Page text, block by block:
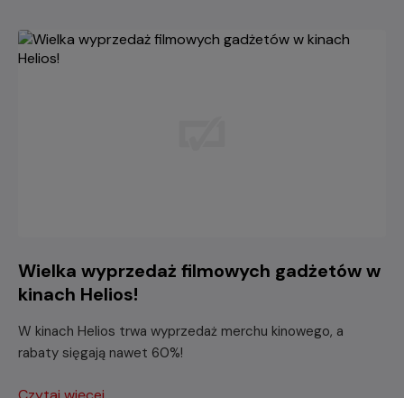
Wielka wyprzedaż filmowych gadżetów w
kinach Helios!
W kinach Helios trwa wyprzedaż merchu kinowego, a
rabaty sięgają nawet 60%!